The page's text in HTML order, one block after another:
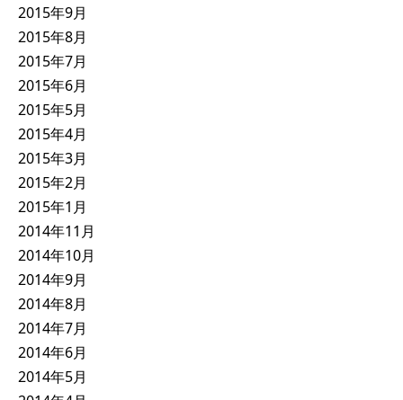
2015年9月
2015年8月
2015年7月
2015年6月
2015年5月
2015年4月
2015年3月
2015年2月
2015年1月
2014年11月
2014年10月
2014年9月
2014年8月
2014年7月
2014年6月
2014年5月